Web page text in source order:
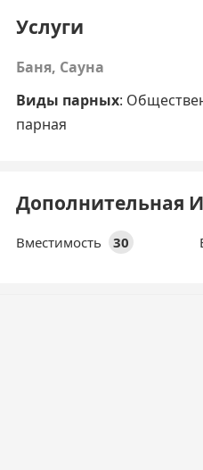
Услуги
Баня, Сауна
Виды парных:
парная
Дополнительная
Вместимость 30